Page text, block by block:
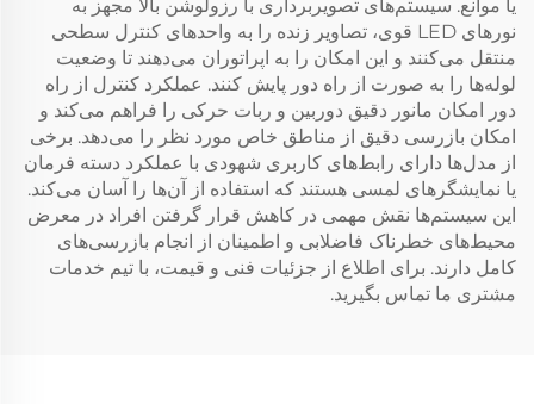
یا موانع. سیستم‌های تصویربرداری با رزولوشن بالا مجهز به
نورهای LED قوی، تصاویر زنده را به واحدهای کنترل سطحی
منتقل می‌کنند و این امکان را به اپراتوران می‌دهند تا وضعیت
لوله‌ها را به صورت از راه دور پایش کنند. عملکرد کنترل از راه
دور امکان مانور دقیق دوربین و ربات حرکی را فراهم می‌کند و
امکان بازرسی دقیق از مناطق خاص مورد نظر را می‌دهد. برخی
از مدل‌ها دارای رابط‌های کاربری شهودی با عملکرد دسته فرمان
یا نمایشگرهای لمسی هستند که استفاده از آن‌ها را آسان می‌کند.
این سیستم‌ها نقش مهمی در کاهش قرار گرفتن افراد در معرض
محیط‌های خطرناک فاضلابی و اطمینان از انجام بازرسی‌های
کامل دارند. برای اطلاع از جزئیات فنی و قیمت، با تیم خدمات
مشتری ما تماس بگیرید.